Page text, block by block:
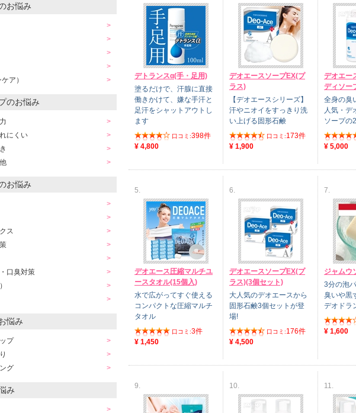
お悩み
ア）
のお悩み
にくい
お悩み
ス
口臭対策
悩み
プ
グ
み
デトランスα(手・足用)
塗るだけで、汗腺に直接
働きかけて、嫌な手汗と
足汗をシャットアウトし
ます
口コミ:398件
¥ 4,800
デオエースソープEX(プ
ラス)
【デオエースシリーズ】
汗やニオイをすっきり洗
い上げる固形石鹸
口コミ:173件
¥ 1,900
デオエー
ディソー
全身の臭
人気・デ
ソープの
¥ 5,000
5.
デオエース圧縮マルチユ
ースタオル(15個入)
水で広がってすぐ使える
コンパクトな圧縮マルチ
タオル
口コミ:3件
¥ 1,450
6.
デオエースソープEX(プ
ラス)(3個セット)
大人気のデオエースから
固形石鹸3個セットが登
場!
口コミ:176件
¥ 4,500
7.
ジャムウ
3分の泡
臭いや黒
デオドラ
¥ 1,600
9. 10. 11.